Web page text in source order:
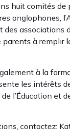
huit comités de
anglophones,
des associations
parents à remplir
à la
les intérêts
l’Éducation et
contactez: